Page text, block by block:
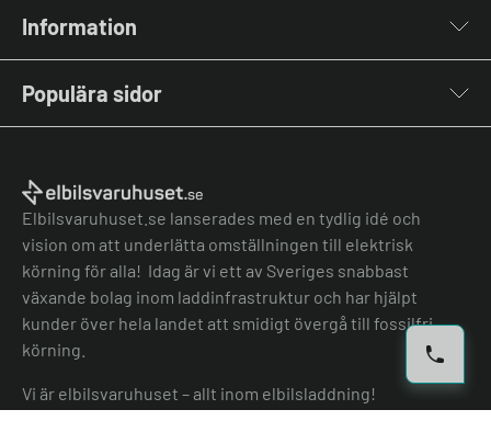
Laddkablar
Kabelhållare
Stolpar & Fästen
Portabla Laddare
Övriga tillbehör
Information
Kontakta oss
Vanliga frågor & svar
El-lexikon
Installation
Grön teknik bidrag
Lastbalansering
Köpvillkor
Köpvillkor batteri
Felanmälan
Hantera cookies
Populära sidor
Elbilsladdare företag
Laddbox bäst i test
Bilmärken
Jämför laddboxar
Jämför hembatterier
Elbilsvaruhuset.se lanserades med en tydlig idé och
vision om att underlätta omställningen till elektrisk
körning för alla! Idag är vi ett av Sveriges snabbast
växande bolag inom laddinfrastruktur och har hjälpt
kunder över hela landet att smidigt övergå till fossilfri
körning.
Vi är elbilsvaruhuset – allt inom elbilsladdning!